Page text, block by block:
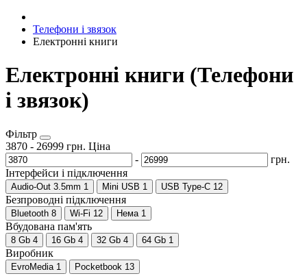
Телефони і звязок
Електронні книги
Електронні книги (Телефони
і звязок)
Фільтр
3870 - 26999 грн. Ціна
-
грн.
Інтерфейси і підключення
Audio-Out 3.5mm 1 Mini USB 1 USB Type-C 12
Безпроводні підключення
Bluetooth 8 Wi-Fi 12 Нема 1
Вбудована пам'ять
8 Gb 4 16 Gb 4 32 Gb 4 64 Gb 1
Виробник
EvroMedia 1 Pocketbook 13